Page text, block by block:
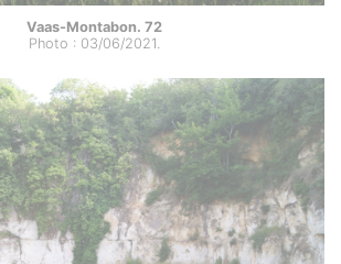
Vaas-Montabon. 72
Photo : 03/06/2021.